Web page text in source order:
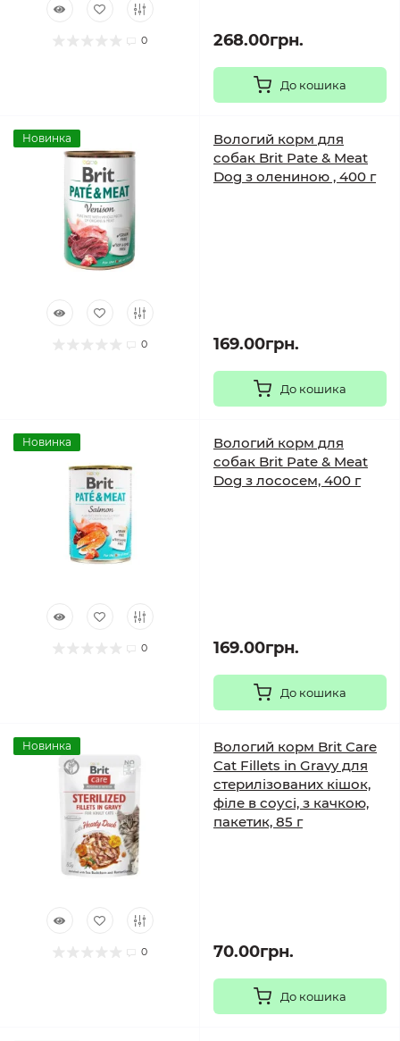
0 268.00грн.
До кошика
Новинка
0
Вологий корм для
собак Brit Pate & Meat
Dog з олениною , 400 г
169.00грн.
До кошика
Новинка
0
Вологий корм для
собак Brit Pate & Meat
Dog з лососем, 400 г
169.00грн.
До кошика
Новинка
0
Вологий корм Brit Care
Cat Fillets in Gravy для
стерилізованих кішок,
філе в соусі, з качкою,
пакетик, 85 г
70.00грн.
До кошика